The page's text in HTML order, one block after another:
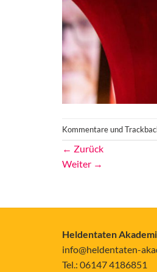
Kommentare und
← Zurück
Weiter →
Heldentaten
info@heldentaten-
Tel.: 06147 4186851